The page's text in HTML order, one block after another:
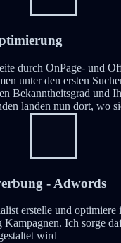
durch OnPage- und
unter den ersten
Bekanntheitsgrad und
landen nun dort, wo
- Adwords
erstelle und optimiere
Ich sorge
wird